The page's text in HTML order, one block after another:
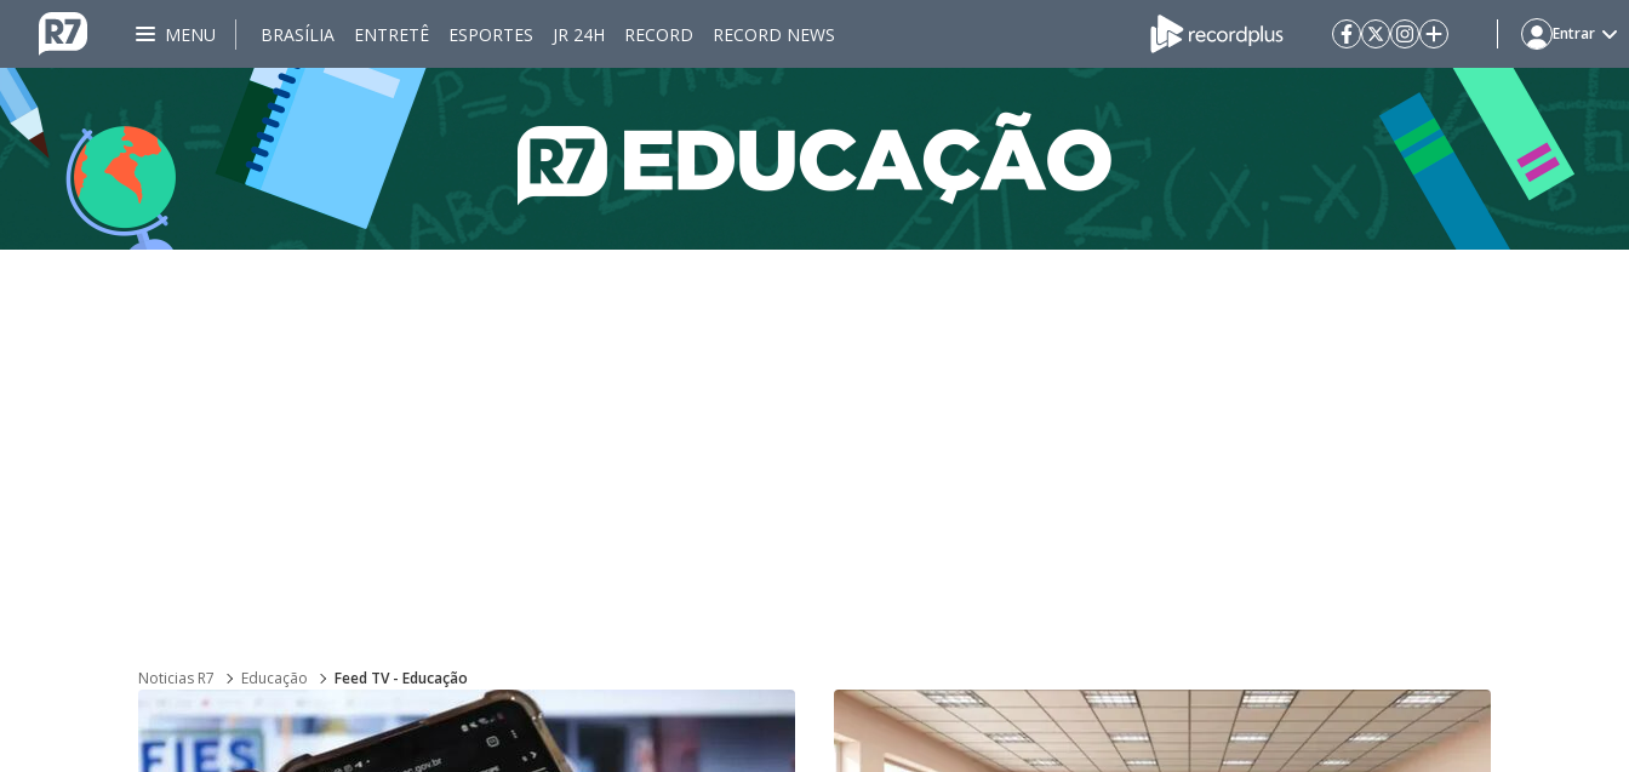
MENU BRASÍLIA ENTRETÊ ESPORTES JR 24H RECORD RECORD NEWS Entrar
Noticias R7 Educação Feed TV - Educação